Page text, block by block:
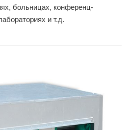
больницах, конференц-
и т.д.